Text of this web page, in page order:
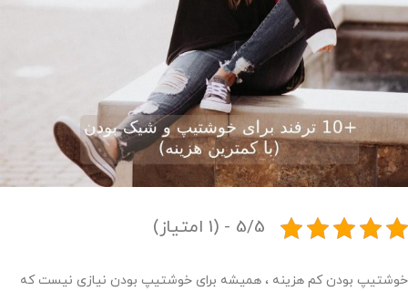
5/5 - (1 امتیاز)
خوشتیپ بودن کم هزینه ، همیشه برای خوشتیپ بودن نیازی نیست که